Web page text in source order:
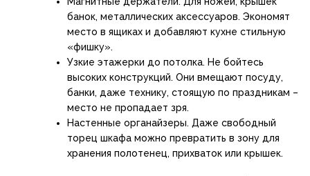
банок, металлических аксессуаров. Экономят
место в ящиках и добавляют кухне стильную
«фишку».
Узкие этажерки до потолка. Не бойтесь
высоких конструкций. Они вмещают посуду,
банки, даже технику, стоящую по праздникам –
место не пропадает зря.
Настенные органайзеры. Даже свободный
торец шкафа можно превратить в зону для
хранения полотенец, прихваток или крышек.